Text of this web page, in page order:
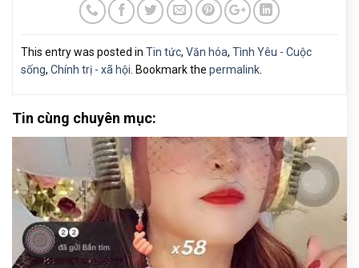
This entry was posted in Tin tức, Văn hóa, Tình Yêu - Cuộc
sống, Chính trị - xã hội . Bookmark the permalink
Tin cùng chuyên mục: